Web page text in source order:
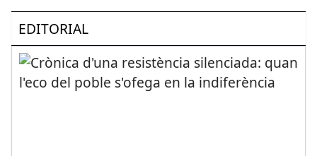
EDITORIAL